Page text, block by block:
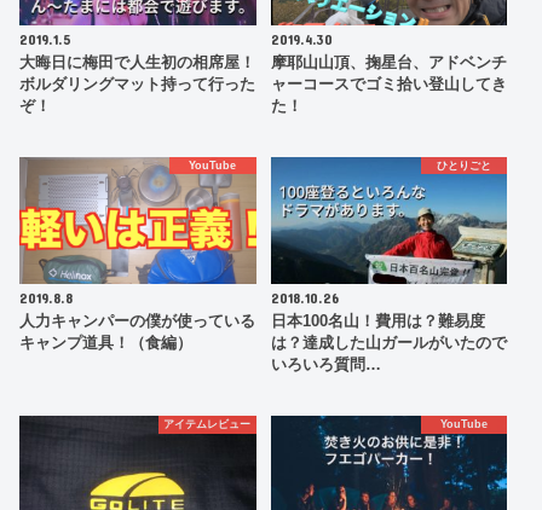
2019.1.5
大晦日に梅田で人生初の相席屋！
ボルダリングマット持って行った
ぞ！
2019.4.30
摩耶山山頂、掬星台、アドベンチ
ャーコースでゴミ拾い登山してき
た！
YouTube
2019.8.8
人力キャンパーの僕が使っている
キャンプ道具！（食編）
ひとりごと
2018.10.26
日本100名山！費用は？難易度
は？達成した山ガールがいたので
いろいろ質問…
アイテムレビュー YouTube